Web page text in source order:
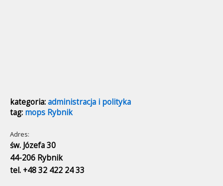
kategoria:administracja i polityka
tag: mops Rybnik
Adres:
św. Józefa 30
44-206 Rybnik
tel. +48 32 422 24 33